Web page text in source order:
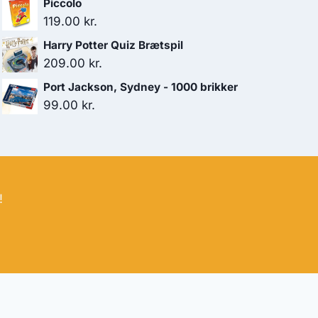
Piccolo
119.00 kr.
Harry Potter Quiz Brætspil
209.00 kr.
Port Jackson, Sydney - 1000 brikker
99.00 kr.